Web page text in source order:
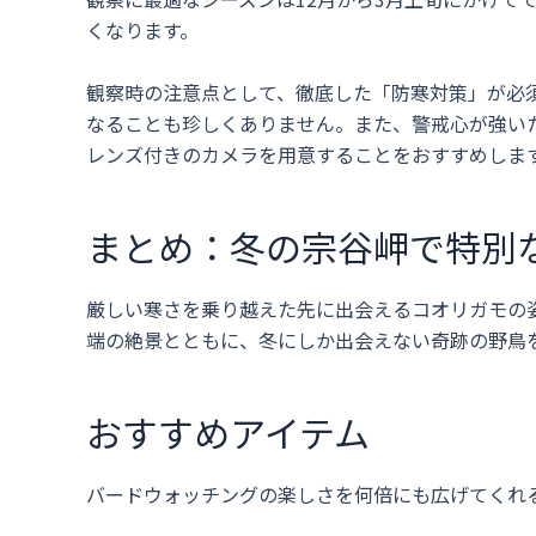
くなります。
観察時の注意点として、徹底した「防寒対策」が
なることも珍しくありません。また、警戒心が強
レンズ付きのカメラを用意することをおすすめしま
まとめ：冬の宗谷岬で特
厳しい寒さを乗り越えた先に出会えるコオリガモ
端の絶景とともに、冬にしか出会えない奇跡の野
おすすめアイテム
バードウォッチングの楽しさを何倍にも広げてく